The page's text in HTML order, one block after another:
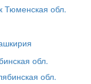
Тюменская обл.
обл.